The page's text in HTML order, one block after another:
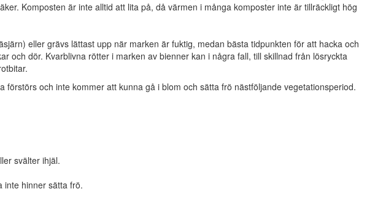
Komposten är inte alltid att lita på, då värmen i många komposter inte är tillräckligt hög
eller grävs lättast upp när marken är fuktig, medan bästa tidpunkten för att hacka och
och dör. Kvarblivna rötter i marken av bienner kan i några fall, till skillnad från lösryckta
förstörs och inte kommer att kunna gå i blom och sätta frö nästföljande vegetationsperiod.
svälter ihjäl.
inte hinner sätta frö.